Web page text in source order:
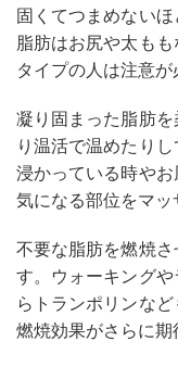
固くてつまめない
脂肪はお尻や太も
タイプの人は注意が
凝り固まった脂肪
り温活で温めたり
浸かっている時や
気になる部位をマッ
不要な脂肪を燃焼
す。ウォーキング
らトランポリンな
燃焼効果がさらに期